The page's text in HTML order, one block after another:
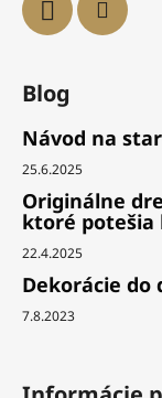
Blog
Návod na
25.6.2025
Originálne
ktoré potešia
22.4.2025
Dekorácie do
7.8.2023